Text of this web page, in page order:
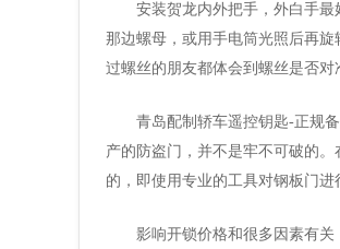
安装贺龙内外把手，外白手
那边螺母，或用手电筒光照后再
过螺丝的朋友都体会到螺丝是否对
青岛配制轿车遥控钥匙-正规
产的防盗门，并不是牢不可破的
的，即使用专业的工具对钢板门进
影响开锁价格和很多因素有